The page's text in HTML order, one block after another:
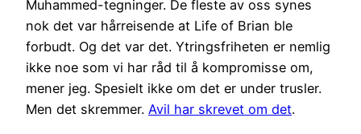
Muhammed-tegninger. De fleste av oss synes
nok det var hårreisende at Life of Brian ble
forbudt. Og det var det. Ytringsfriheten er nemlig
ikke noe som vi har råd til å kompromisse om,
mener jeg. Spesielt ikke om det er under trusler.
Men det skremmer. Avil har skrevet om det.